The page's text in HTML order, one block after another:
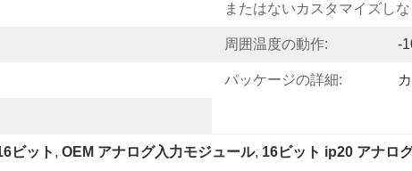
またはないカスタマイズし
周囲温度の動作: -
パッケージの詳細:
ビット , OEM アナログ入力モジュール, 16ビット ip20 アナロ